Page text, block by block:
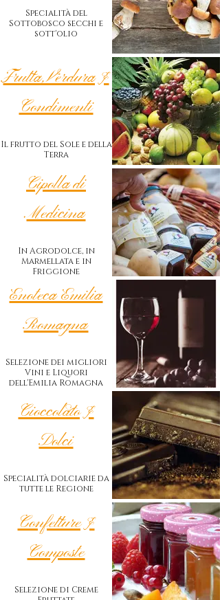
Specialità del
Sottobosco secchi e
sott'olio
Frutta, Verdura &
Condimenti
Il frutto del Sole e della
Terra
Cipolla di
Medicina
In Agrodolce, in
Marmellata e in
Friggione
Enoteca Emilia
Romagna
Selezione dei migliori
Vini e Liquori
dell'Emilia Romagna
Cioccolato &
Dolci
Specialità dolciarie da
tutte le Regione
Confetture &
Composte
Selezione di Creme